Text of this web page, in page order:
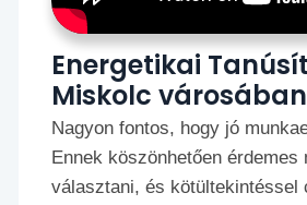
Energetikai
Miskolc városában
Nagyon fontos, hogy jó
Ennek köszönhetően érdemes
választani, és kötültekintéssel